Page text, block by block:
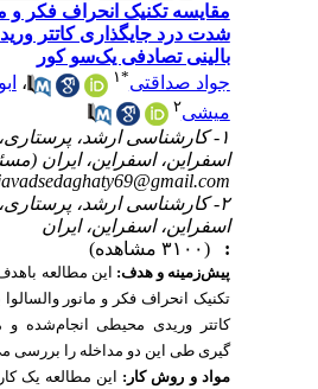
مقایسه تکنیک انحراف فکر و
شدت درد جایگذاری کاتتر
بالینی تصادفی یک‌سو کور
جواد صداقتی
۱ ،
میشی
۱- کارشناسی ارشد،
اسفراین، اسفراین، ایران
javadsedaghaty69@gmail.com
۲- کارشناسی ارشد،
اسفراین، اسفراین، ایران
پیش‌زمینه و هدف: اینمطالعه باهدف
تکنیک انحراف فکر و مانور والسالوا
کاتتر وریدی محیطی انجام‌شده و
گیری طی این دو مداخله را بررسی
مواد و روش کار:این مطالعه یک